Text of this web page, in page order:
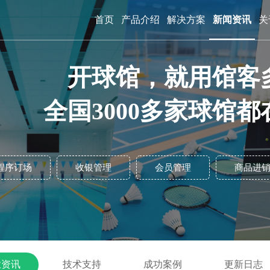
首页 产品介绍 解决方案 新闻资讯
开球馆，就用馆客
全国3000多家球馆都
序订场 收银管理 会员管理 商品进
讯 技术支持 成功案例 更新日志